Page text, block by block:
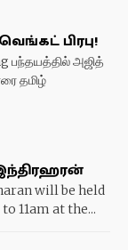
பிரபு!
பந்தயத்தில் அஜித்
தமிழ்
will be held
11am at the...